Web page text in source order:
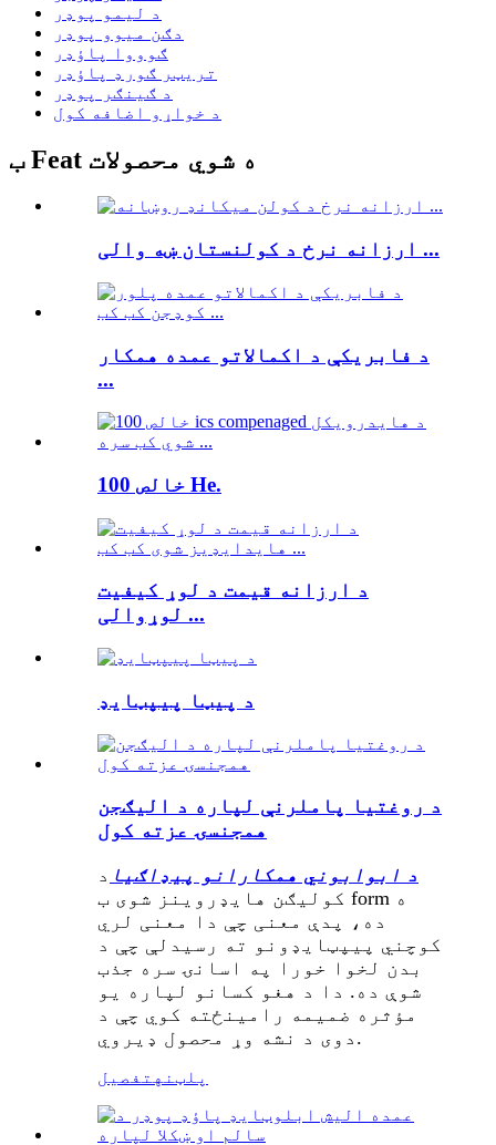
د لیمو پوډر
دګن میوو پوډر
ګوووا پاؤډر
تریټر ګورډ پاؤډر
د ګینګر پوډر
د خواړو اضافه کول
ب Feat ه شوي محصولات
ارزانه نرخ د کولنستان ښه والی ...
د فابریکې د اکمالاتو عمده همکار
...
خالص 100 He.
د ارزانه قیمت د لوړ کیفیت
لوړوالی ...
د پیټا پیپټایډ
د روغتیا پاملرنې لپاره د الیګجن
همجنسۍ عزته کول
د ابوابوني همکارانو پیډاګیا د
کولیګن هایډروینز شوی ب form ه
ده، پدې معنی چې دا معنی لري
کوچني پیپټایډونو ته رسیدلې چې د
بدن لخوا خورا په اسانۍ سره جذب
شوې ده. دا د هغو کسانو لپاره یو
مؤثره ضمیمه رامینځته کوي چې د
دوی د نشه وړ محصول ډیروي.
پلټنه تفصیل